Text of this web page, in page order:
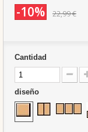
-10% 22,99 €
Cantidad
diseño